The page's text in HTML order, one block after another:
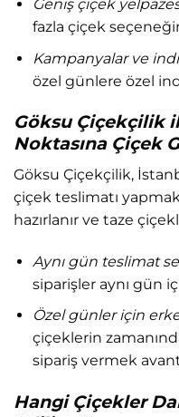
Geniş çiçek
fazla çiçek
Kampanyalar ve
özel günlere özel
Göksu Çiçekçilik
Noktasına Çiçek
Göksu Çiçekçilik,
çiçek teslimatı
hazırlanır ve taze
Aynı gün teslimat
siparişler aynı gün
Özel günler için
çiçeklerin
sipariş vermek
Hangi Çiçekler